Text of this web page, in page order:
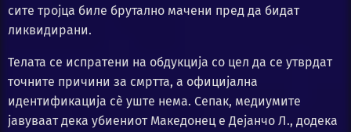
сите тројца биле брутално мачени пред да бидат
ликвидирани.
Телата се испратени на обдукција со цел да се утврдат
точните причини за смртта, а официјална
идентификација сè уште нема. Сепак, медиумите
јавуваат дека убиениот Македонец е Дејанчо Л., додека